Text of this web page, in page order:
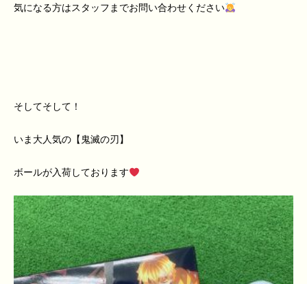
気になる方はスタッフまでお問い合わせください
そしてそして！
いま大人気の【鬼滅の刃】
ボールが入荷しております